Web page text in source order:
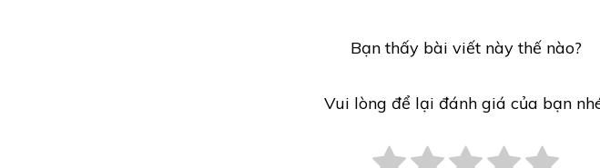
Bạn thấy bài viết này thế nào?
Vui lòng để lại đánh giá của bạn